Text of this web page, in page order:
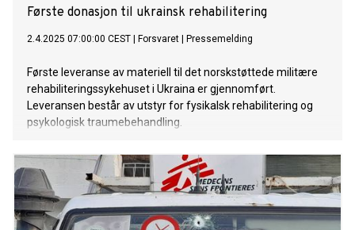
Første donasjon til ukrainsk rehabilitering
2.4.2025 07:00:00 CEST Forsvaret Pressemelding
Første leveranse av materiell til det norskstøttede militære
rehabiliteringssykehuset i Ukraina er gjennomført.
Leveransen består av utstyr for fysikalsk rehabilitering og
psykologisk traumebehandling.